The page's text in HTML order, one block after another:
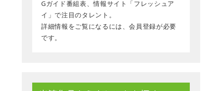
Gガイド番組表、情報サイト「フレッシュア
イ」で注目のタレント。
詳細情報をご覧になるには、会員登録が必要
です。